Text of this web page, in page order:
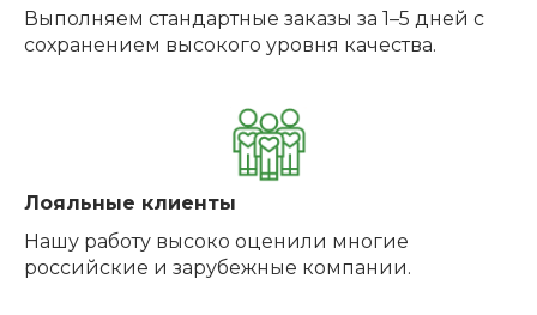
Выполняем стандартные заказы за 1–5 дней с
сохранением высокого уровня качества.
Лояльные клиенты
Нашу работу высоко оценили многие
российские и зарубежные компании.